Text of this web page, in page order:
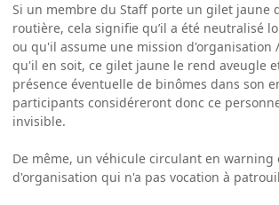
Si un membre du Staff porte un gilet jaune
routière, cela signifie qu’il a été neutralisé
ou qu'il assume une mission d'organisation
qu'il en soit, ce gilet jaune le rend aveugle
présence éventuelle de binômes dans son
participants considéreront donc ce
invisible.
De même, un véhicule circulant en warning
d'organisation qui n'a pas vocation à